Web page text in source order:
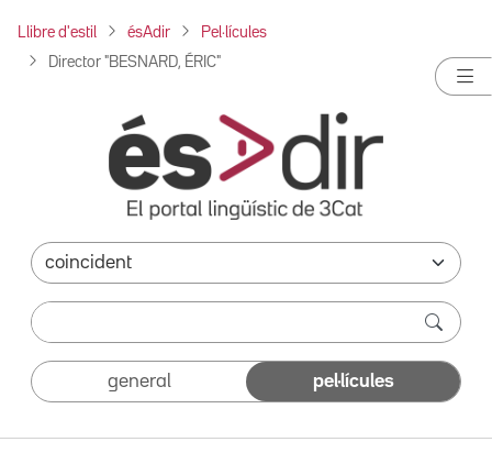
Llibre d'estil ésAdir Pel·lícules
Director "BESNARD, ÉRIC"
general pel·lícules